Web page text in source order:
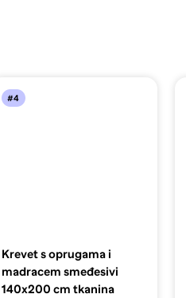
#4
Krevet s oprugama i
madracem smeđesivi
140x200 cm tkanina